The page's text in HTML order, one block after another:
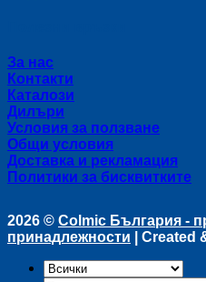
За нас
Контакти
Каталози
Дилъри
Условия за ползване
Общи условия
Доставка и рекламация
Политики за бисквитките
2026 © Colmic България -
принадлежности | Created